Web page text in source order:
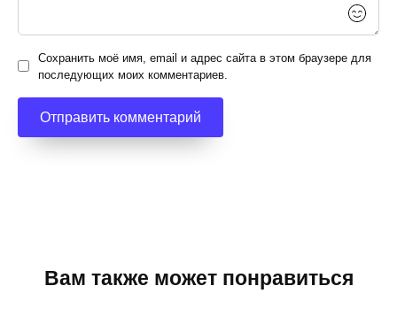
Сохранить моё имя, email и адрес сайта в этом браузере для
последующих моих комментариев.
Вам также может понравиться